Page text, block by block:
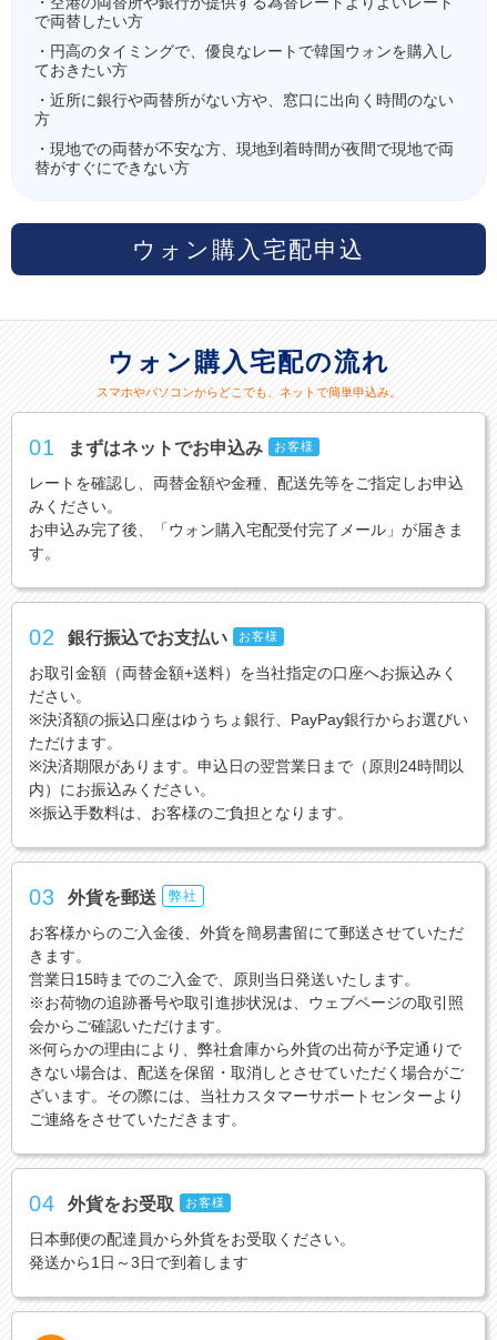
で両替したい方
・円高のタイミングで、優良なレートで韓国ウォンを購入し
ておきたい方
・近所に銀行や両替所がない方や、窓口に出向く時間のない
方
・現地での両替が不安な方、現地到着時間が夜間で現地で両
替がすぐにできない方
ウォン購入宅配申込
ウォン購入宅配の流れ
スマホやパソコンからどこでも、ネットで簡単申込み。
01 まずはネットでお申込み お客様
レートを確認し、両替金額や金種、配送先等をご指定しお申込
みください。
お申込み完了後、「ウォン購入宅配受付完了メール」が届きま
す。
02 銀行振込でお支払い お客様
お取引金額（両替金額+送料）を当社指定の口座へお振込みく
ださい。
※決済額の振込口座はゆうちょ銀行、PayPay銀行からお選びい
ただけます。
※決済期限があります。申込日の翌営業日まで（原則24時間以
内）にお振込みください。
※振込手数料は、お客様のご負担となります。
03 外貨を郵送 弊社
お客様からのご入金後、外貨を簡易書留にて郵送させていただ
きます。
営業日15時までのご入金で、原則当日発送いたします。
※お荷物の追跡番号や取引進捗状況は、ウェブページの取引照
会からご確認いただけます。
※何らかの理由により、弊社倉庫から外貨の出荷が予定通りで
きない場合は、配送を保留・取消しとさせていただく場合がご
ざいます。その際には、当社カスタマーサポートセンターより
ご連絡をさせていただきます。
04 外貨をお受取 お客様
日本郵便の配達員から外貨をお受取ください。
発送から1日～3日で到着します